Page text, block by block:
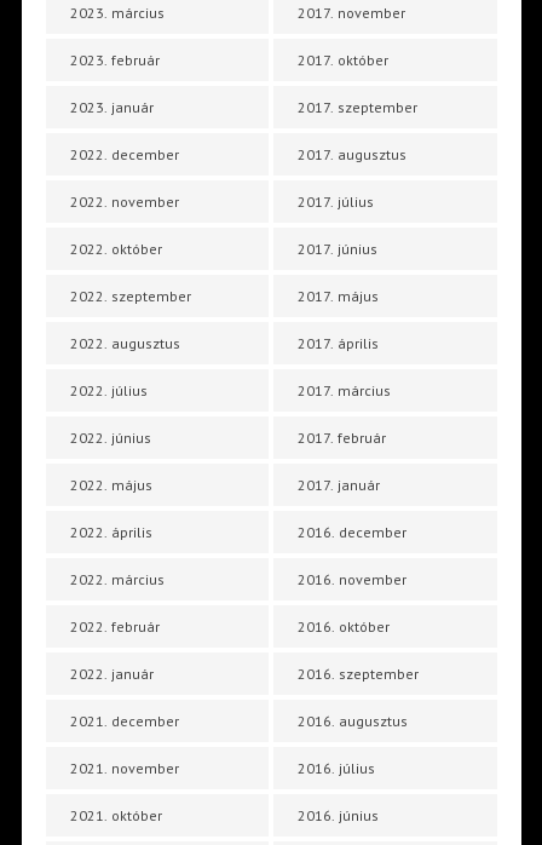
2023. március
2023. február
2023. január
2022. december
2022. november
2022. október
2022. szeptember
2022. augusztus
2022. július
2022. június
2022. május
2022. április
2022. március
2022. február
2022. január
2021. december
2021. november
2021. október
2017. november
2017. október
2017. szeptember
2017. augusztus
2017. július
2017. június
2017. május
2017. április
2017. március
2017. február
2017. január
2016. december
2016. november
2016. október
2016. szeptember
2016. augusztus
2016. július
2016. június